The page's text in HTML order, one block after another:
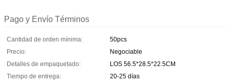
Pago y Envío Términos
Cantidad de orden mínima:
50pcs
Precio:
Negociable
Detalles de empaquetado:
LOS 56.5*28.5*22.5CM
Tiempo de entrega:
20-25 días